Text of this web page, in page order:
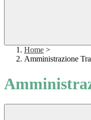
Home >
Amministrazione